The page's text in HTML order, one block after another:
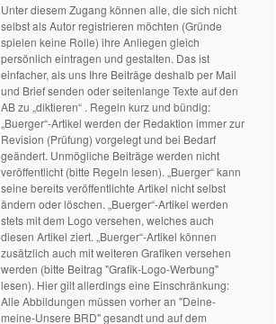
Unter diesem Zugang können alle, die sich nicht
selbst als Autor registrieren möchten (Gründe
spielen keine Rolle) ihre Anliegen gleich
persönlich eintragen und gestalten. Das ist
einfacher, als uns Ihre Beiträge deshalb per Mail
und Brief senden oder seitenlange Texte auf den
AB zu „diktieren“ . Regeln kurz und bündig:
„Buerger“-Artikel werden der Redaktion immer zur
Revision (Prüfung) vorgelegt und bei Bedarf
geändert. Unmögliche Beiträge werden nicht
veröffentlicht (bitte Regeln lesen). „Buerger“ kann
seine bereits veröffentlichte Artikel nicht selbst
ändern oder löschen. „Buerger“-Artikel werden
stets mit dem Logo versehen, welches auch
diesen Artikel ziert. „Buerger“-Artikel können
zusätzlich auch mit weiteren Grafiken versehen
werden (bitte Beitrag "Grafik-Logo-Werbung"
lesen). Hier gilt allerdings eine Einschränkung:
Alle Abbildungen müssen vorher an "Deine-
meine-Unsere BRD" gesandt und auf dem